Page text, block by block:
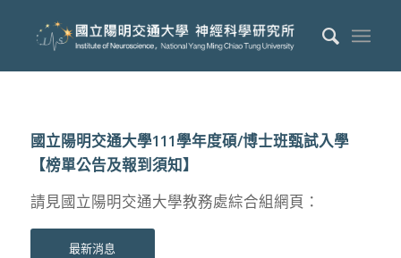
國立陽明交通大學111學年度碩/博士班甄試入學
【榜單公告及報到須知】
請見國立陽明交通大學教務處綜合組網頁：
最新消息